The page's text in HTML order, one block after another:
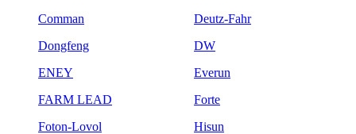
Comman
Deutz-Fahr
Dongfeng
DW
ENEY
Everun
FARM LEAD
Forte
Foton-Lovol
Hisun